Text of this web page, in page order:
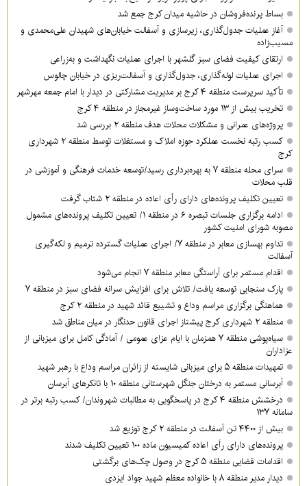
بساط پرنده‌فروشان در حاشیه میدان کرج جمع شد
آغاز عملیات جدول‌گذاری، زیرسازی و آسفالت خیابان‌های شهیدان علی‌محمدی و
مسیب‌زاده
ارتقای کیفیت فضای سبز گلشهر با اجرای عملیات نگهداشت و به‌زراعی
اجرای عملیات لوله‌گذاری، جدول‌گذاری و آسفالت‌ریزی در خیابان چالوس
تأکید سرپرست منطقه ۴ کرج بر مدیریت مشارکتی در دیدار با امام جمعه مهرشهر
تخریب بیش از ۱۳ مورد ساخت‌وساز غیرمجاز در منطقه ۴ کرج
پروژه‌های عمرانی و مشکلات محلات هدف منطقه ۲ بررسی شد
کسب رتبه نخست عملکرد حوزه املاک و مستغلات توسط منطقه ۲ شهرداری
کرج
سرای محله منطقه ۷ به بهره‌برداری رسید/توسعه خدمات فرهنگی و آموزشی در
قلب محلات
تعیین تکلیف پرونده‌های دارای رأی اعاده در منطقه ۲ شتاب گرفت
ادامه برگزاری جلسات تبصره ۶ در منطقه ۱/ تعیین تکلیف پرونده‌های مشمول
مصوبه شورای امنیت کشور
تداوم بهسازی معابر در منطقه ۷/ اجرای عملیات گسترده ترمیم و لکه‌گیری
آسفالت
اقدام مستمر برای آراستگی معابر منطقه ۷ انجام می‌شود
پارک سنجابی توسعه یافت/ تلاش برای افزایش سرانه فضای سبز در منطقه ۷
هماهنگی برگزاری مراسم وداع و تشییع قائد شهید در منطقه ۲ کرج
منطقه ۲ شهرداری کرج پیشتاز اجرای قانون حدنگار در میان مناطق شد
سیاه‌پوشی منطقه ۷ همزمان با ایام عزای عمومی / آمادگی کامل برای میزبانی از
عزاداران
تمهیدات منطقه ۵ برای میزبانی شایسته از زائران مراسم وداع با رهبر شهید
آبرسانی مستمر به درختان جنگل شهرستانی منطقه ۱۰ با تانکرهای آبرسان
درخشش منطقه ۴ کرج در پاسخگویی به مطالبات شهروندان/ کسب رتبه برتر در
سامانه ۱۳۷
بیش از ۴۴۰۰ تن آسفالت در منطقه ۲ کرج توزیع شد
پرونده‌های دارای رأی اعاده کمیسیون ماده ۱۰۰ تعیین تکلیف شدند
اقدامات قضایی منطقه ۵ کرج در وصول چک‌های برگشتی
دیدار مدیر منطقه ۸ با خانواده معظم شهید جواد ایزدی